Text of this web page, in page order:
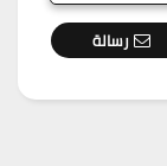
رسالة